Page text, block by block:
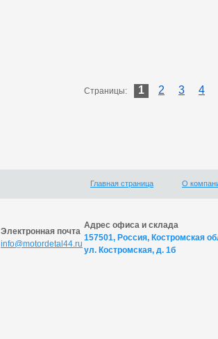
Страницы: 1 2 3 4
Главная страница О
Электронная почта
info@motordetal44.ru
Адрес офиса и склада
157501, Россия, Костромская
ул. Костромская, д. 1б